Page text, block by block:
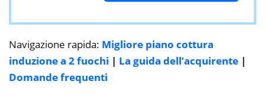
Navigazione rapida: Migliore piano cottura
induzione a 2 fuochi | La guida dell’acquirente |
Domande frequenti